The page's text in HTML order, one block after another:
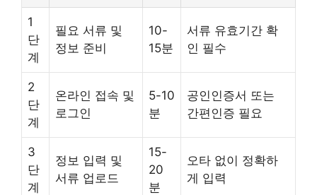
1
단
계
필요 서류 및
정보 준비
10-
15분
서류 유효기간 확
인 필수
2
단
계
온라인 접속 및
로그인
5-10
분
공인인증서 또는
간편인증 필요
3
단
계
정보 입력 및
서류 업로드
15-
20
분
오타 없이 정확하
게 입력